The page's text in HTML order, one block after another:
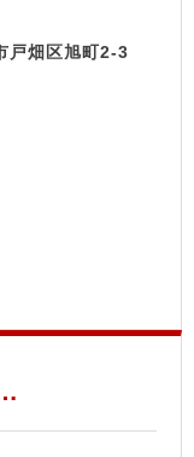
戸畑区旭町2-3